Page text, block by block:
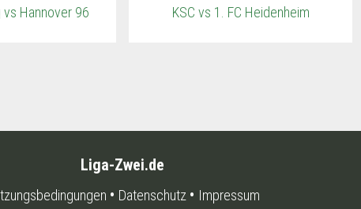
vs Hannover 96 KSC vs 1. FC Heidenheim
Liga-Zwei.de
Datenschutz Impressum